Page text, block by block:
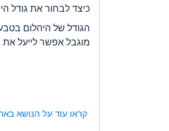
כיצד לבחור את גודל
מוגבל אפשר לייעל את
קראו עוד על הנושא